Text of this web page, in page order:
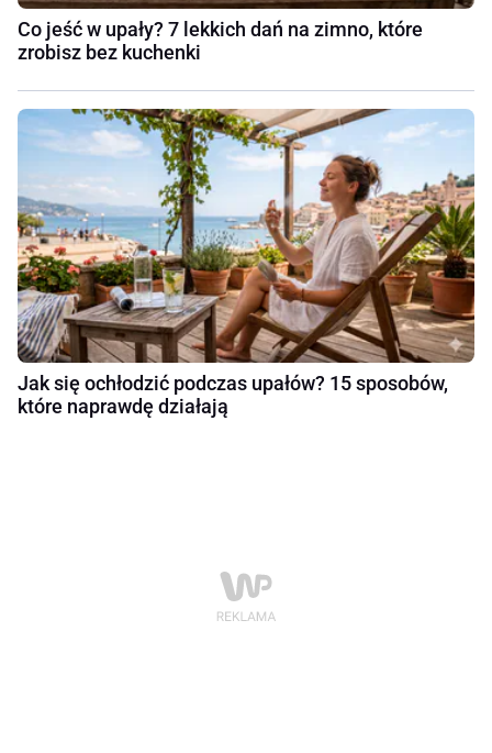
Co jeść w upały? 7 lekkich dań na zimno, które
zrobisz bez kuchenki
Jak się ochłodzić podczas upałów? 15 sposobów,
które naprawdę działają